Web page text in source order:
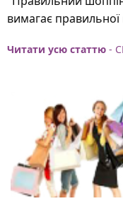
вимагає правильної
Читати усю статтю -